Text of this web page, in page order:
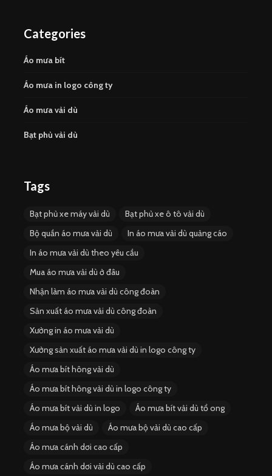
Categories
Áo mưa bít
Áo mưa in logo công ty
Áo mưa vải dù
Bạt phủ vải dù
Tags
Bạt phủ xe máy vải dù
Bạt phủ xe ô tô vải dù
Bộ quần áo mưa vải dù
In áo mưa vải dù quảng cáo
In áo mưa vải dù theo yêu cầu
Mua áo mưa vải dù ở đâu
Nhận làm áo mưa vải dù công đoàn
Sản xuất áo mưa vải dù công đoàn
Xưởng in áo mưa vải dù
Xưởng sản xuất áo mưa vải dù in logo công ty
Áo mưa bít hông vải dù
Áo mưa bít hông vải dù in logo công ty
Áo mưa bít vải dù in logo
Áo mưa bít vải dù tổ ong
Áo mưa bộ vải dù
Áo mưa bộ vải dù cao cấp
Áo mưa cánh dơi cao cấp
Áo mưa cánh dơi vải dù cao cấp